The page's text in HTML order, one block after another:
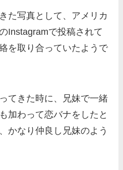
た写真として、アメリカ
Instagramで投稿されて
を取り合っていたようで
てきた時に、兄妹で一緒
加わって恋バナをしたと
かなり仲良し兄妹のよう